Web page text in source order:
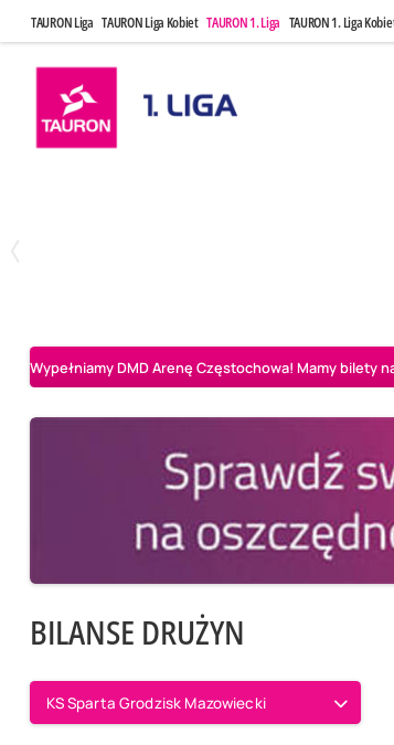
TAURON Liga TAURON Liga Kobiet TAURON 1. Liga TAURON 1. Liga
Wypełniamy DMD Arenę Częstochowa! Mamy bilety
BILANSE DRUŻYN
KS Sparta Grodzisk Mazowiecki